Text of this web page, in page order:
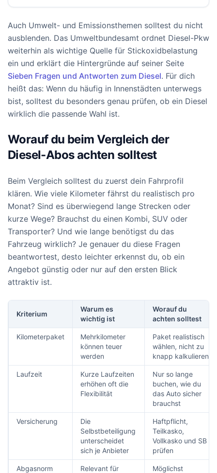
Auch Umwelt- und Emissionsthemen solltest du nicht
ausblenden. Das Umweltbundesamt ordnet Diesel-Pkw
weiterhin als wichtige Quelle für Stickoxidbelastung
ein und erklärt die Hintergründe auf seiner Seite
Sieben Fragen und Antworten zum Diesel. Für dich
heißt das: Wenn du häufig in Innenstädten unterwegs
bist, solltest du besonders genau prüfen, ob ein Diesel
wirklich die passende Wahl ist.
Worauf du beim Vergleich der
Diesel-Abos achten solltest
Beim Vergleich solltest du zuerst dein Fahrprofil
klären. Wie viele Kilometer fährst du realistisch pro
Monat? Sind es überwiegend lange Strecken oder
kurze Wege? Brauchst du einen Kombi, SUV oder
Transporter? Und wie lange benötigst du das
Fahrzeug wirklich? Je genauer du diese Fragen
beantwortest, desto leichter erkennst du, ob ein
Angebot günstig oder nur auf den ersten Blick
attraktiv ist.
Kriterium
Warum es
wichtig ist
Worauf du
achten solltest
Kilometerpaket
Mehrkilometer
können teuer
werden
Paket realistisch
wählen, nicht zu
knapp kalkulieren
Laufzeit
Kurze Laufzeiten
erhöhen oft die
Flexibilität
Nur so lange
buchen, wie du
das Auto sicher
brauchst
Versicherung
Die
Selbstbeteiligung
unterscheidet
sich je Anbieter
Haftpflicht,
Teilkasko,
Vollkasko und SB
prüfen
Abgasnorm
Relevant für
Möglichst